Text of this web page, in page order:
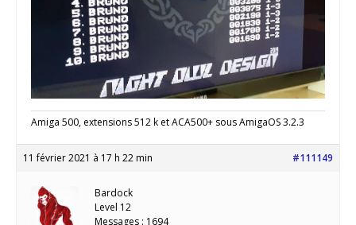
Amiga 500, extensions 512 k et ACA500+ sous AmigaOS 3.2.3
11 février 2021 à 17 h 22 min #111149
Bardock
Level 12
Messages : 1694